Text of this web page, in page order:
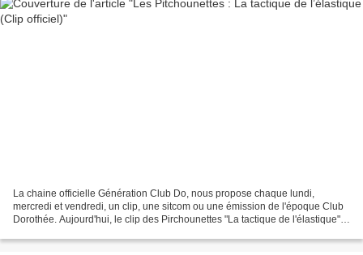
La chaine officielle Génération Club Do, nous propose chaque lundi,
mercredi et vendredi, un clip, une sitcom ou une émission de l'époque Club
Dorothée. Aujourd'hui, le clip des Pirchounettes "La tactique de l'élastique".